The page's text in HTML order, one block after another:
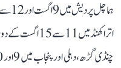
اتراکھنڈ میں